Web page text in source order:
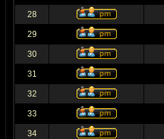
28
29
30
31
32
33
34